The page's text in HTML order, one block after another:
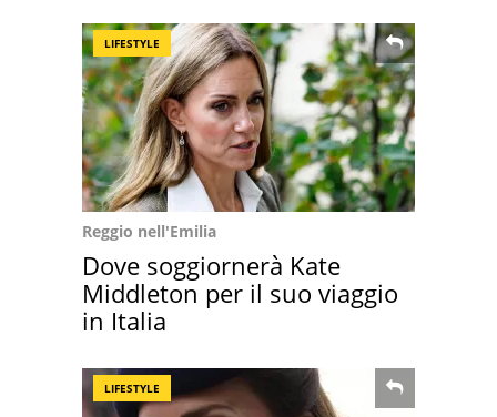
LIFESTYLE
Reggio nell'Emilia
Dove soggiornerà Kate
Middleton per il suo viaggio
in Italia
LIFESTYLE